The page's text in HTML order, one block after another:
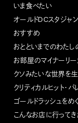
いま食べたい
オールドDCスタジャ
おすすめ
おとといまでのわた
お部屋のマイナーリ
クソみたいな世界を
クリティカルヒット・パ
ゴールドラッシュをめ
こんなお店に行って